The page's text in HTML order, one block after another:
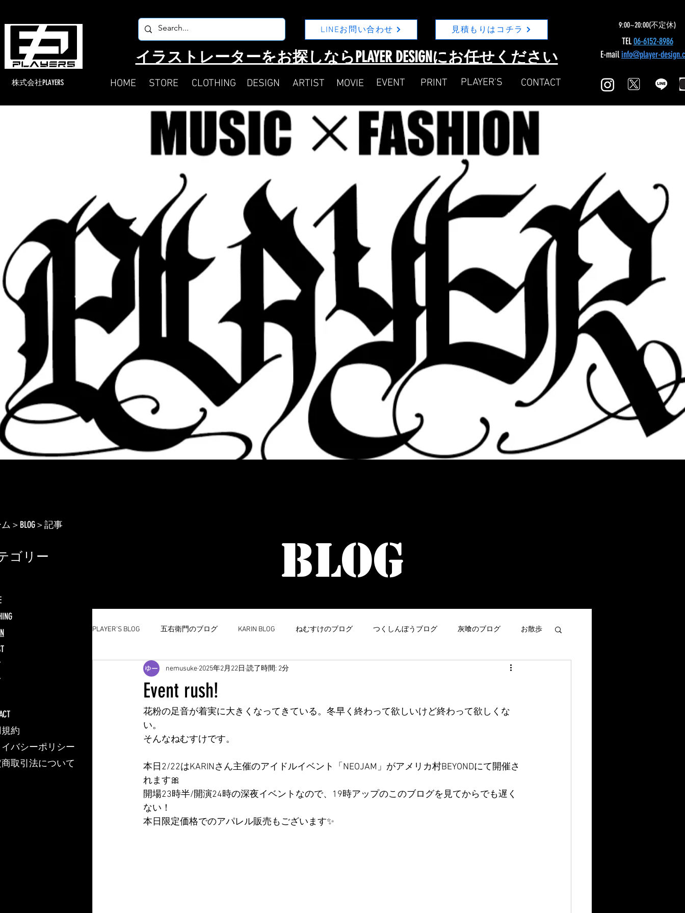
​株式会社PLAYERS
LINEお問い合わせ 見積もりはコチラ 9:00~20:00(不定休)
TEL06-6152-8986
​イラストレーターをお探しならPLAYER DESIGNにお任せください
HOME STORE CLOTHING DESIGN ARTIST MOVIE​ ​PRINT ​CONTACT
E-mailinfo@player-
​PLAYER'S
​EVENT
＞BLOG＞記事
BLOG
PLAYER’S BLOG 五右衛門のブログ KARIN BLOG ねむすけのブログ つくしんぼうブログ 灰喰のブログ お散歩
Event rush!
nemusuke 2025年2月22日 読了時間: 2分
花粉の足音が着実に大きくなってきている。冬早く終わって欲しいけど終わって欲しくな
い。
そんなねむすけです。
本日2/22はKARINさん主催のアイドルイベント「NEOJAM」がアメリカ村BEYONDにて開催さ
れます🎀
開場23時半/開演24時の深夜イベントなので、19時アップのこのブログを見てからでも遅く
ない！
本日限定価格でのアパレル販売もございます✨
ゴリー
約
バシーポリシー
取引法について